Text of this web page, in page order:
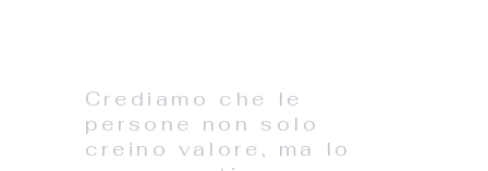
Crediamo che le
persone non solo
creino valore, ma lo